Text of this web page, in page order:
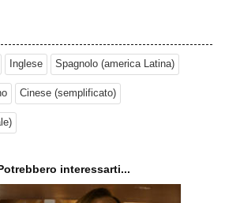
Inglese Spagnolo (america Latina)
Cinese (semplificato)
interessarti...